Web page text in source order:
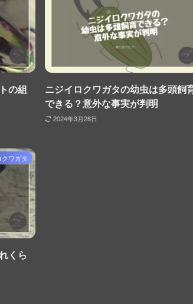
の組
ニジイロクワガタの幼虫は多頭飼
できる？意外な事実が判明
2024年3月28日
ワガタ
くら